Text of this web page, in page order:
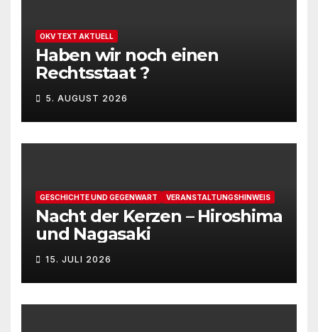
OKV TEXT AKTUELL
Haben wir noch einen
Rechtsstaat ?
5. AUGUST 2026
GESCHICHTE UND GEGENWART VERANSTALTUNGSHINWEIS
Nacht der Kerzen – Hiroshima
und Nagasaki
15. JULI 2026